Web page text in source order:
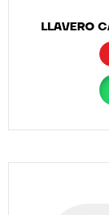
LLAVERO